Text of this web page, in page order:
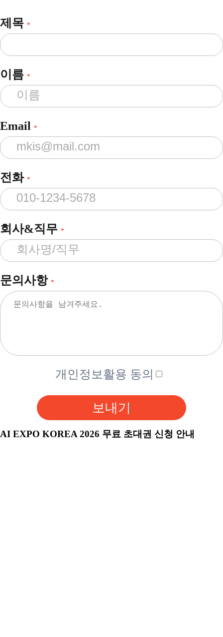
제목 *
이름 *
Email *
전화 *
회사&직무 *
문의사항 *
개인정보활용 동의
보내기
AI EXPO KOREA 2026 무료 초대권 신청 안내